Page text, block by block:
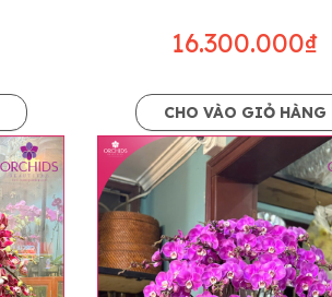
16.300.000₫
CHO VÀO GIỎ HÀNG